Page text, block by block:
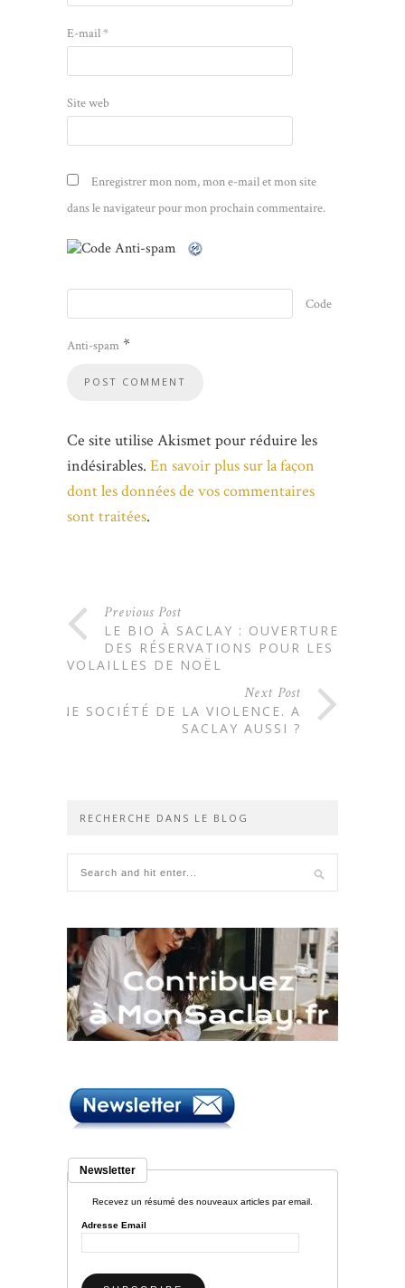
E-mail*
Site web
Enregistrer mon nom, mon e-mail et mon site
dans le navigateur pour mon prochain commentaire.
Code
Anti-spam *
Ce site utilise Akismet pour réduire les
indésirables. En savoir plus sur la façon
dont les données de vos commentaires
sont traitées.
Previous Post
LE BIO À SACLAY : OUVERTURE
DES RÉSERVATIONS POUR LES
VOLAILLES DE NOËL
Next Post
UNE SOCIÉTÉ DE LA VIOLENCE. A
SACLAY AUSSI ?
RECHERCHE DANS LE BLOG
Newsletter
Recevez un résumé des nouveaux articles par email.
Adresse Email